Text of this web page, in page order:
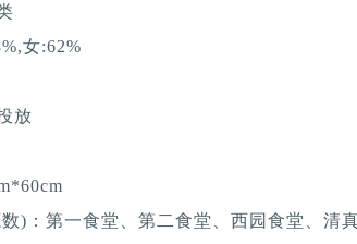
女:62%
放
)：第一食堂、第二食堂、西园食堂、清